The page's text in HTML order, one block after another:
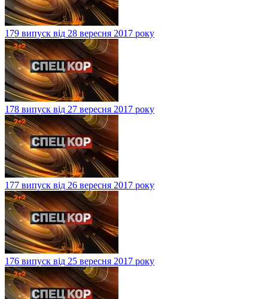
179 випуск від 28 вересня 2017 року
178 випуск від 27 вересня 2017 року
177 випуск від 26 вересня 2017 року
176 випуск від 25 вересня 2017 року